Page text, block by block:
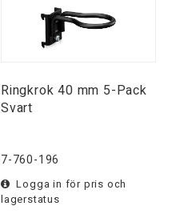
Ringkrok 40 mm 5-Pack
Svart
7-760-196
Logga in för pris och
lagerstatus